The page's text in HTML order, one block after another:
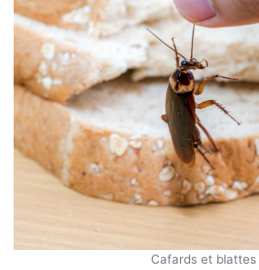
Cafards et blattes